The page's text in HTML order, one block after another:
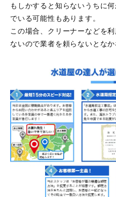
もしかすると知らないうちに
でいる可能性もあります。
この場合、クリーナーなどを
ないので業者を頼らないとな